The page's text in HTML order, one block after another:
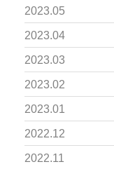
2023.05
2023.04
2023.03
2023.02
2023.01
2022.12
2022.11